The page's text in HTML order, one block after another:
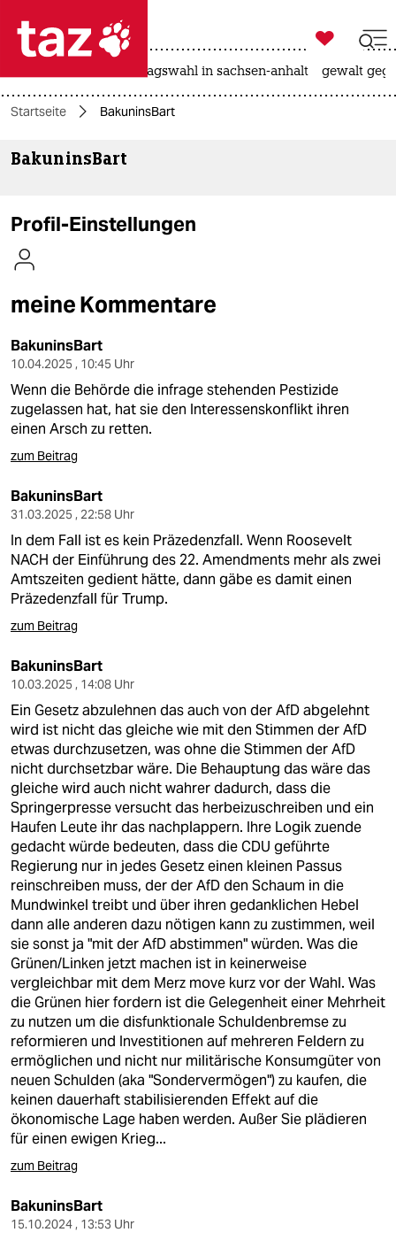
 taz zahl ich
taz zahl ich
themen
kultur
sport
berlin
nord
verlag
verlag
veranstaltungen
shop
fragen & hilfe
unterstützen
abo
genossenschaft
epaper login

taz zahl ich
landtagswahl in sachsen-anhalt gewalt
Startseite BakuninsBart
BakuninsBart
Profil-Einstellungen
meine Kommentare
BakuninsBart
10.04.2025 , 10:45 Uhr
Wenn die Behörde die infrage stehenden Pestizide
zugelassen hat, hat sie den Interessenskonflikt ihren
einen Arsch zu retten.
zum Beitrag
BakuninsBart
31.03.2025 , 22:58 Uhr
In dem Fall ist es kein Präzedenzfall. Wenn Roosevelt
NACH der Einführung des 22. Amendments mehr als zwei
Amtszeiten gedient hätte, dann gäbe es damit einen
Präzedenzfall für Trump.
zum Beitrag
BakuninsBart
10.03.2025 , 14:08 Uhr
Ein Gesetz abzulehnen das auch von der AfD abgelehnt
wird ist nicht das gleiche wie mit den Stimmen der AfD
etwas durchzusetzen, was ohne die Stimmen der AfD
nicht durchsetzbar wäre. Die Behauptung das wäre das
gleiche wird auch nicht wahrer dadurch, dass die
Springerpresse versucht das herbeizuschreiben und ein
Haufen Leute ihr das nachplappern. Ihre Logik zuende
gedacht würde bedeuten, dass die CDU geführte
Regierung nur in jedes Gesetz einen kleinen Passus
reinschreiben muss, der der AfD den Schaum in die
Mundwinkel treibt und über ihren gedanklichen Hebel
dann alle anderen dazu nötigen kann zu zustimmen, weil
sie sonst ja "mit der AfD abstimmen" würden. Was die
Grünen/Linken jetzt machen ist in keinerweise
vergleichbar mit dem Merz move kurz vor der Wahl. Was
die Grünen hier fordern ist die Gelegenheit einer Mehrheit
zu nutzen um die disfunktionale Schuldenbremse zu
reformieren und Investitionen auf mehreren Feldern zu
ermöglichen und nicht nur militärische Konsumgüter von
neuen Schulden (aka "Sondervermögen") zu kaufen, die
keinen dauerhaft stabilisierenden Effekt auf die
ökonomische Lage haben werden. Außer Sie plädieren
für einen ewigen Krieg...
zum Beitrag
BakuninsBart
15.10.2024 , 13:53 Uhr